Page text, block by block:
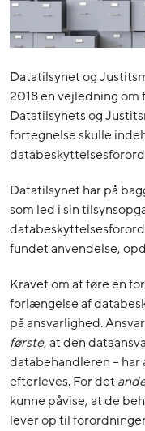
Datatilsynet og
2018 en vejledning
Datatilsynets og
fortegnelse skulle
Datatilsynet har på
som led i sin
fundet anvendelse,
Kravet om at føre en
forlængelse af
på ansvarlighed.
første, at den
databehandleren –
efterleves. For det
kunne påvise, at de
lever op til